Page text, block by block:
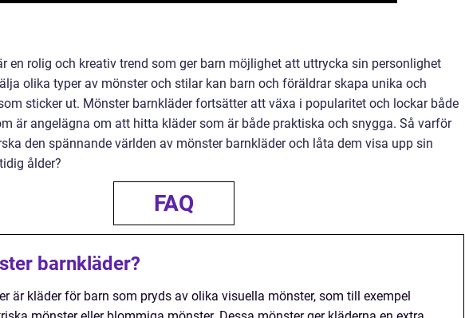
en rolig och kreativ trend som ger barn möjlighet att uttrycka sin personlighet
olika typer av mönster och stilar kan barn och föräldrar skapa unika och
sticker ut. Mönster barnkläder fortsätter att växa i popularitet och lockar både
är angelägna om att hitta kläder som är både praktiska och snygga. Så varför
den spännande världen av mönster barnkläder och låta dem visa upp sin
ålder?
FAQ
barnkläder?
är kläder för barn som pryds av olika visuella mönster, som till exempel